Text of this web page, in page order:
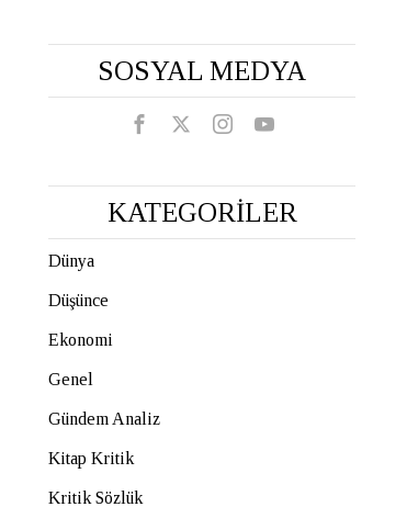
SOSYAL MEDYA
KATEGORİLER
Dünya
Düşünce
Ekonomi
Genel
Gündem Analiz
Kitap Kritik
Kritik Sözlük